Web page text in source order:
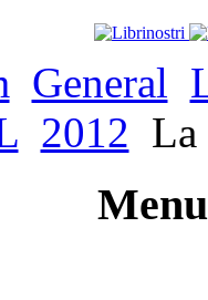
General
2012 La